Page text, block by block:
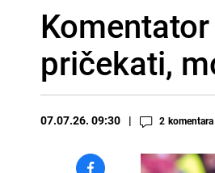
pričekati,
07.07.26. 09:30 2 komentara